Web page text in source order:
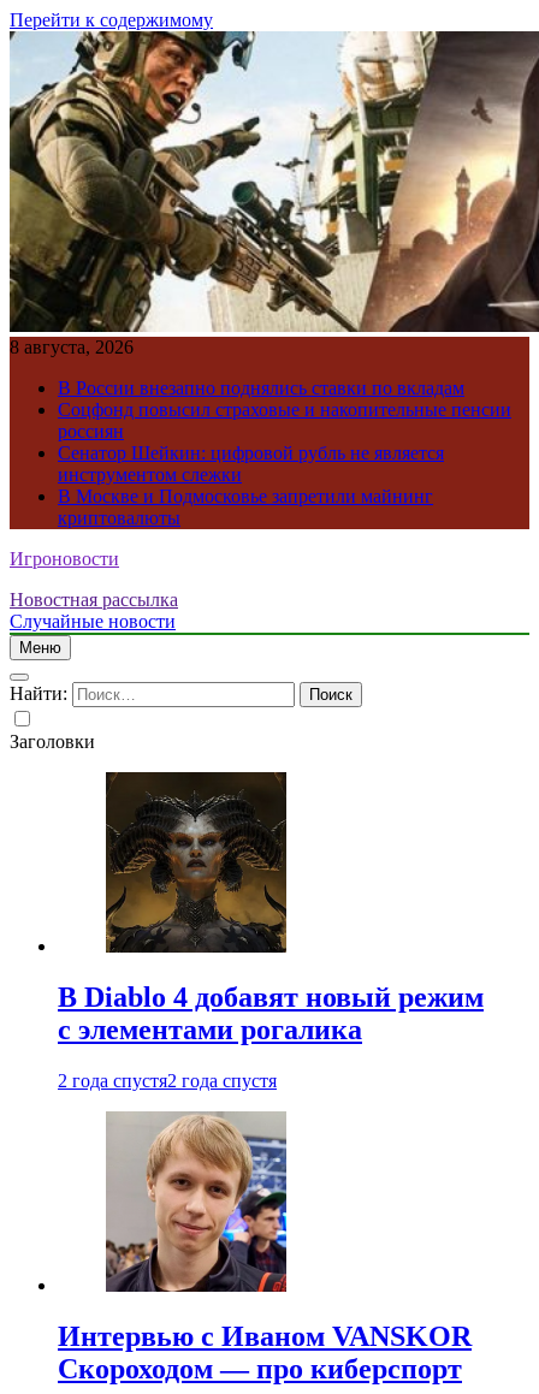
Перейти к содержимому
8 августа, 2026
В России внезапно поднялись ставки по вкладам
Соцфонд повысил страховые и накопительные пенсии
россиян
Сенатор Шейкин: цифровой рубль не является
инструментом слежки
В Москве и Подмосковье запретили майнинг
криптовалюты
Игроновости
Новостная рассылка
Случайные новости
Меню
Найти:
Заголовки
В Diablo 4 добавят новый режим
с элементами рогалика
2 года спустя2 года спустя
Интервью с Иваном VANSKOR
Скороходом — про киберспорт